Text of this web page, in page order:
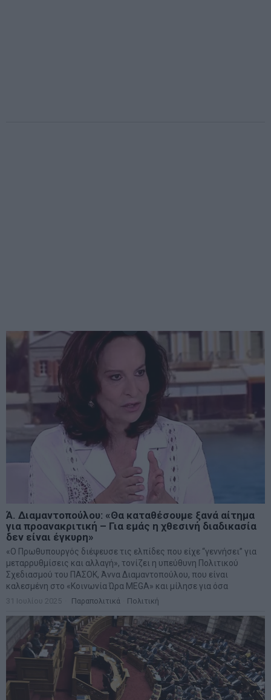
Ά. Διαμαντοπούλου: «Θα καταθέσουμε ξανά αίτημα
για προανακριτική – Για εμάς η χθεσινή διαδικασία
δεν είναι έγκυρη»
«Ο Πρωθυπουργός διέψευσε τις ελπίδες που είχε “γεννήσει” για
μεταρρυθμίσεις και αλλαγή», τονίζει η υπεύθυνη Πολιτικού
Σχεδιασμού του ΠΑΣΟΚ, Άννα Διαμαντοπούλου, που είναι
καλεσμένη στο «Κοινωνία Ώρα MEGA» και μίλησε για όσα
31 Ιουλίου 2025 Παραπολιτικά Πολιτική